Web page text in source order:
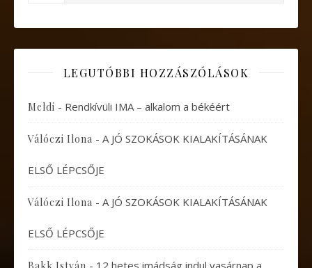
LEGUTÓBBI HOZZÁSZÓLÁSOK
Meldi - Rendkívüli IMA – alkalom a békéért
Válóczi Ilona - A JÓ SZOKÁSOK KIALAKÍTÁSÁNAK
ELSŐ LÉPCSŐJE
Válóczi Ilona - A JÓ SZOKÁSOK KIALAKÍTÁSÁNAK
ELSŐ LÉPCSŐJE
- 12 hetes imádság indul vasárnap a